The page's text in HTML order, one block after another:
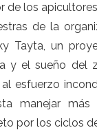
los
de la
Tayta, un
y el sueño del
esfuerzo
manejar más
por los ciclos